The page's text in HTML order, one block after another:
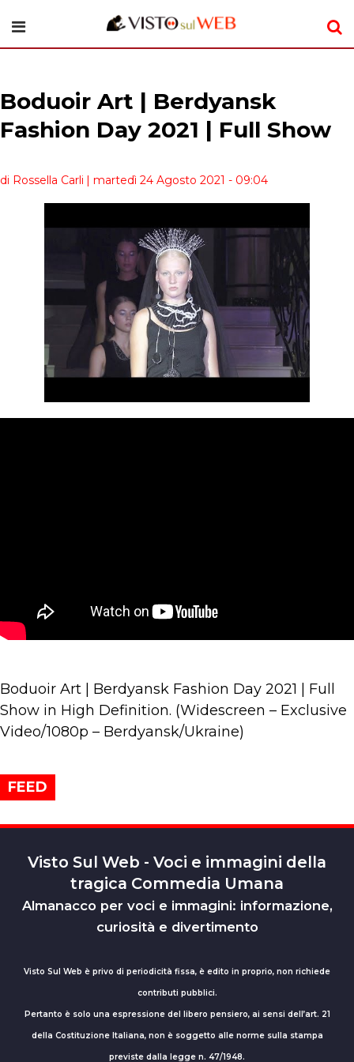
Boduoir Art | Berdyansk
Fashion Day 2021 | Full Show
di Rossella Carli | martedì 24 Agosto 2021 - 09:04
Boduoir Art | Berdyansk Fashion Day 2021 | Full
Show in High Definition. (Widescreen – Exclusive
Video/1080p – Berdyansk/Ukraine)
FEED
Visto Sul Web - Voci e immagini della
tragica Commedia Umana
Almanacco per voci e immagini: informazione,
curiosità e divertimento
Visto Sul Web è privo di periodicità fissa, è edito in proprio, non richiede
contributi pubblici.
Pertanto è solo una espressione del libero pensiero, ai sensi dell’art. 21
della Costituzione Italiana, non è soggetto alle norme sulla stampa
previste dalla legge n. 47/1948.